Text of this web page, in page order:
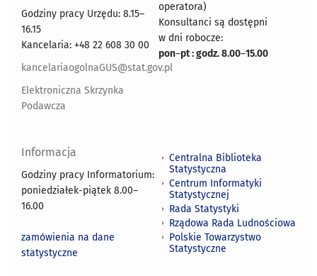
Godziny pracy Urzędu: 8.15–
16.15
Kancelaria: +48 22 608 30 00
kancelariaogolnaGUS@stat.gov.pl
Elektroniczna Skrzynka
Podawcza
operatora)
Konsultanci są dostępni
w dni robocze:
pon–pt : godz. 8.00–15.00
Informacja
Godziny pracy Informatorium:
poniedziałek-piątek 8.00–
16.00
zamówienia na dane
statystyczne
Centralna Biblioteka
Statystyczna
Centrum Informatyki
Statystycznej
Rada Statystyki
Rządowa Rada Ludnościowa
Polskie Towarzystwo
Statystyczne